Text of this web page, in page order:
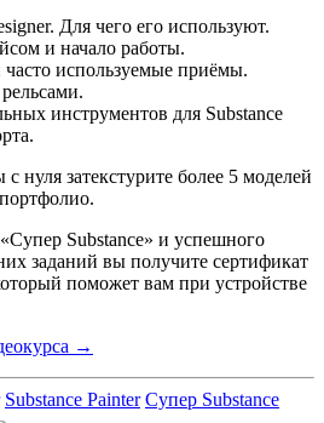
Для чего его используют.
и начало работы.
используемые приёмы.
инструментов для Substance
нуля затекстурите более 5 моделей
Substance» и успешного
заданий вы получите сертификат
поможет вам при устройстве
→
Substance Painter Супер Substance